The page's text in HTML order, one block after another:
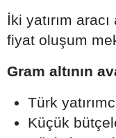
İki yatırım
fiyat oluşum
Gram altının
Türk
Küçük